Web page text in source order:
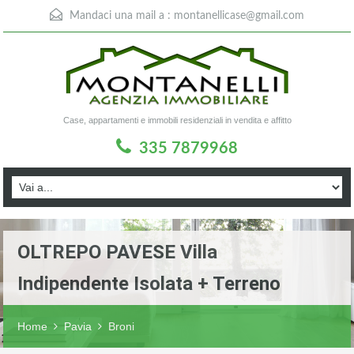
Mandaci una mail a : montanellicase@gmail.com
Case, appartamenti e immobili residenziali in vendita e affitto
335 7879968
OLTREPO PAVESE Villa
Indipendente Isolata + Terreno
Home Pavia Broni